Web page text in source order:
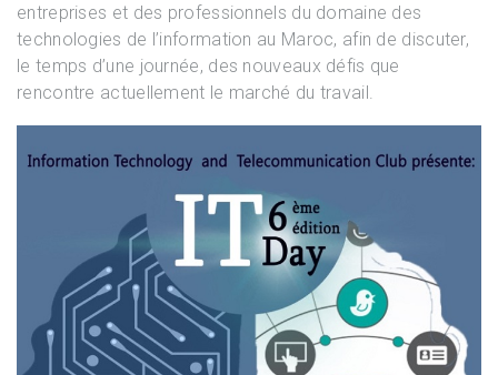
entreprises et des professionnels du domaine des
technologies de l’information au Maroc, afin de discuter,
le temps d’une journée, des nouveaux défis que
rencontre actuellement le marché du travail.